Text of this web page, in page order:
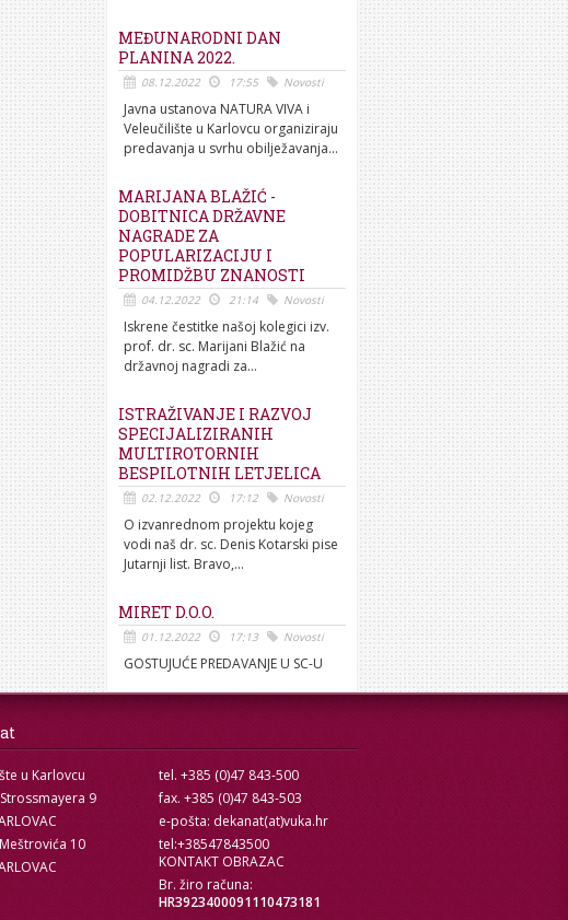
MEĐUNARODNI DAN
PLANINA 2022.
08.12.2022 17:55 Novosti
Javna ustanova NATURA VIVA i
Veleučilište u Karlovcu organiziraju
predavanja u svrhu obilježavanja...
MARIJANA BLAŽIĆ -
DOBITNICA DRŽAVNE
NAGRADE ZA
POPULARIZACIJU I
PROMIDŽBU ZNANOSTI
04.12.2022 21:14 Novosti
Iskrene čestitke našoj kolegici izv.
prof. dr. sc. Marijani Blažić na
državnoj nagradi za...
ISTRAŽIVANJE I RAZVOJ
SPECIJALIZIRANIH
MULTIROTORNIH
BESPILOTNIH LETJELICA
02.12.2022 17:12 Novosti
O izvanrednom projektu kojeg
vodi naš dr. sc. Denis Kotarski pise
Jutarnji list. Bravo,...
MIRET D.O.O.
01.12.2022 17:13 Novosti
GOSTUJUĆE PREDAVANJE U SC-U
u Karlovcu
9
10
tel. +385 (0)47 843-500
fax. +385 (0)47 843-503
e-pošta: dekanat(at)vuka.hr
tel:+38547843500
KONTAKT OBRAZAC
Br. žiro računa:
HR3923400091110473181